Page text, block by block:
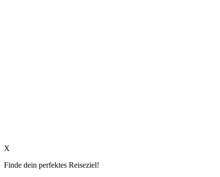
X
Finde dein perfektes Reiseziel!